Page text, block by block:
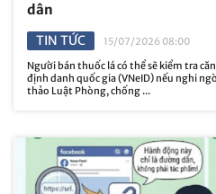
dân
TIN TỨC
15/07/2026 08:00
Người bán thuốc lá có thể sẽ kiểm tra
định danh quốc gia (VNeID) nếu nghi
thảo Luật Phòng, chống ...